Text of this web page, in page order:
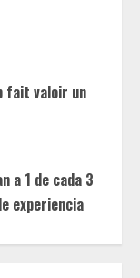
fait valoir un
a 1 de cada 3
experiencia